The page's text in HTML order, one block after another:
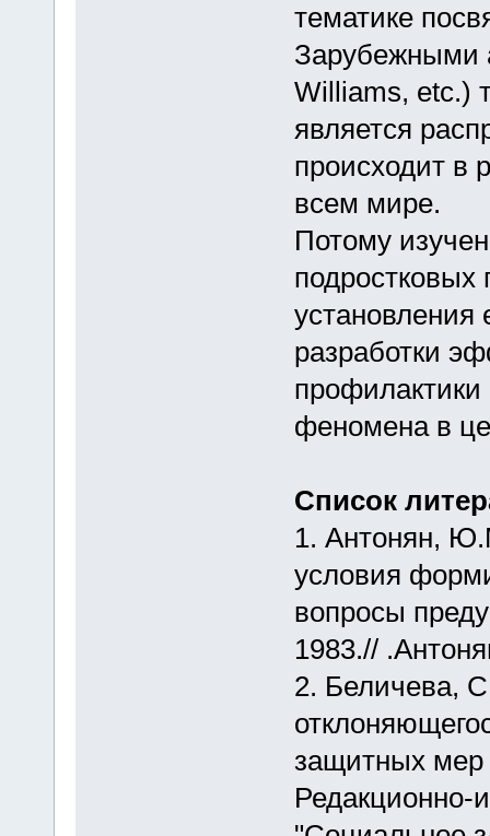
тематике
Зарубежными
Williams, etc.)
является
происходит в
всем мире.
Потому
подростковых
установления
разработки
профилактики
феномена в
Список
1. Антонян,
условия
вопросы
1983.//
2. Беличева,
защитных
Редакционно-